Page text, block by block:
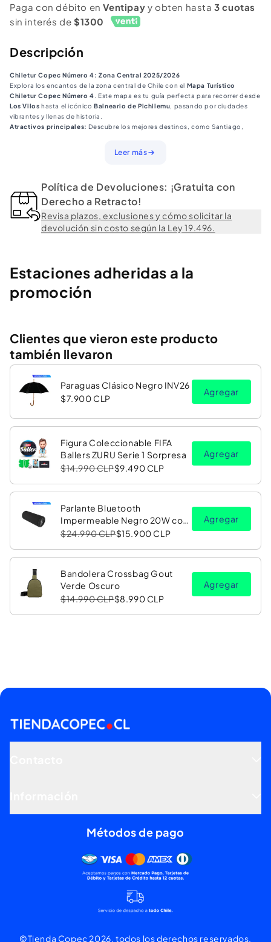
2025/2026
Zona
2025/2026
Zona
Paga con débito enVentipay y obten hasta3 cuotas
sin interés de $1300
Descripción
Chiletur Copec Número 4: Zona Central 2025/2026
Explora los encantos de la zona central de Chile con el Mapa Turístico
Chiletur Copec Número 4 . Este mapa es tu guía perfecta para recorrer desde
Los Vilos hasta el icónicoBalneario de Pichilemu , pasando por ciudades
vibrantes y llenas de historia.
Atractivos principales: Descubre los mejores destinos, como Santiago,
Una experiencia completa:Combina naturaleza, cultura y entretenimiento en
cada parada.
Recorre la zona central de Chile con confianza!
para disfrutar al máximo de la riqueza cultural y paisajística de esta región.
Leer más
Política de Devoluciones: ¡Gratuita con
Derecho a Retracto!
Revisa plazos, exclusiones y cómo solicitar la
devolución sin costo según la Ley 19.496.
Estaciones adheridas a la
promoción
Clientes que vieron este producto
también llevaron
Paraguas Clásico Negro INV26
$7.900 CLP
Agregar
Figura Coleccionable FIFA
Ballers ZURU Serie 1 Sorpresa
$14.990 CLP$9.490 CLP
Agregar
Parlante Bluetooth
Impermeable Negro 20W con
Luz LED RGB PV26 Copec
$24.990 CLP$15.900 CLP
Agregar
Bandolera Crossbag Gout
Verde Oscuro
$14.990 CLP$8.990 CLP
Agregar
Métodos de pago
©Tienda Copec 2026, todos los derechos reservados.